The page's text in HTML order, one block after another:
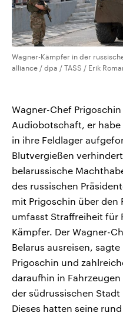
Wagner-Kämpfer in der
alliance / dpa / TASS / Erik
Wagner-Chef
Audiobotschaft, er habe
in ihre Feldlager
Blutvergießen
belarussische
des russischen
mit Prigoschin über den
umfasst Straffreiheit für
Kämpfer. Der Wagner-
Belarus ausreisen,
Prigoschin und
daraufhin in
der südrussischen
Dieses hatten seine